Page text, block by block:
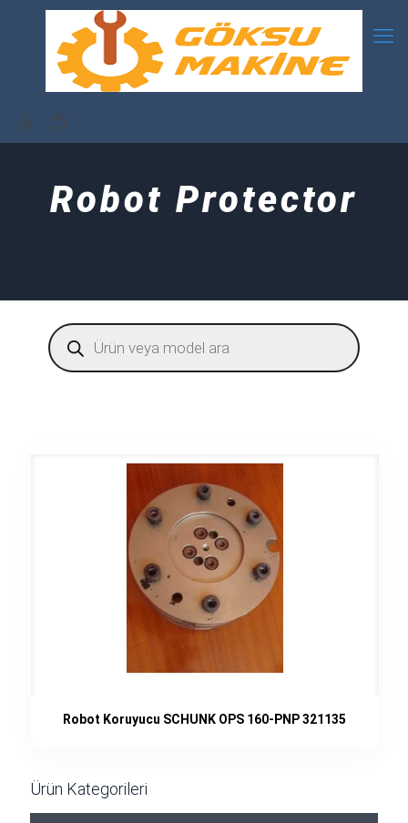
Robot Protector
Products
search
Robot Koruyucu SCHUNK OPS 160-PNP 321135
Ürün Kategorileri